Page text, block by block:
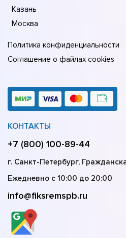
Казань
Москва
Политика конфиденциальности
Соглашение о файлах cookies
КОНТАКТЫ
+7 (800) 100-89-44
г. Санкт-Петербург,
Ежедневно с 10:00 до 20:00
info@fiksremspb.ru